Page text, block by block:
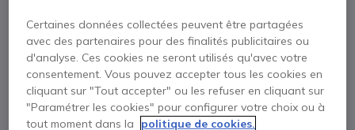
Points Forts
Certaines données collectées peuvent être partagées
avec des partenaires pour des finalités publicitaires ou
d'analyse. Ces cookies ne seront utilisés qu'avec votre
consentement. Vous pouvez accepter tous les cookies en
cliquant sur "Tout accepter" ou les refuser en cliquant sur
"Paramétrer les cookies" pour configurer votre choix ou à
tout moment dans la
politique de cookies.